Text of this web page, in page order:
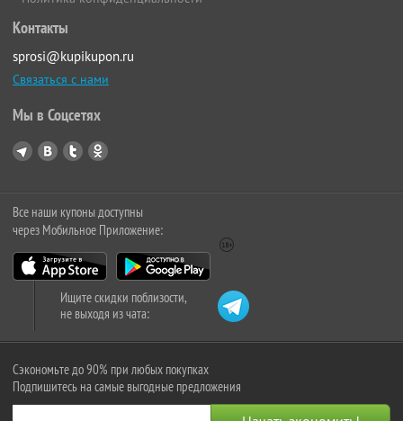
Контакты
sprosi@kupikupon.ru
Связаться с нами
Мы в Соцсетях
Все наши купоны доступны
через Мобильное Приложение:
Ищите скидки поблизости,
не выходя из чата:
Сэкономьте до 90% при любых покупках
Подпишитесь на самые выгодные предложения